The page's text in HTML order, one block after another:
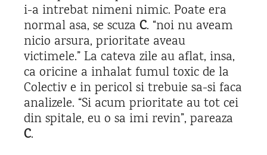
i-a intrebat nimeni nimic. Poate era
normal asa, se scuza C. “noi nu aveam
nicio arsura, prioritate aveau
victimele.” La cateva zile au aflat, insa,
ca oricine a inhalat fumul toxic de la
Colectiv e in pericol si trebuie sa-si faca
analizele. “Si acum prioritate au tot cei
din spitale, eu o sa imi revin”, pareaza
C.